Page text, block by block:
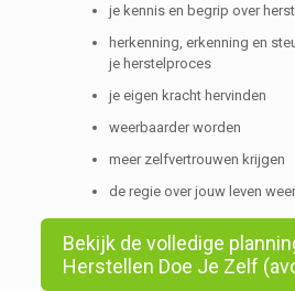
je kennis en begrip over
herkenning, erkenning en
je herstelproces
je eigen kracht hervinden
weerbaarder worden
meer zelfvertrouwen krijgen
de regie over jouw leven
Bekijk de volledige
Herstellen Doe Je Zelf